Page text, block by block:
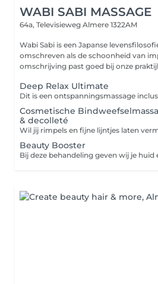
WABI SABI MASSAGE
64a, Televisieweg Almere 1322AM
Wabi Sabi is een Japanse
omschreven als de schoonheid van
omschrijving past goed bij onze
Deep Relax Ultimate
Cosmetische
& decolleté
Beauty Booster